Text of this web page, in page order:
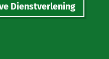
Dienstverlening